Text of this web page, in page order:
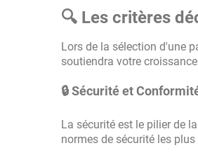
🔍 Les critères
Lors de la sélection d'une
soutiendra votre
🔒 Sécurité et
La sécurité est le pilier de
normes de sécurité les